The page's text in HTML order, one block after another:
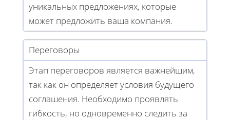
уникальных предложениях, которые
может предложить ваша компания.
Переговоры
Этап переговоров является важнейшим,
так как он определяет условия будущего
соглашения. Необходимо проявлять
гибкость, но одновременно следить за